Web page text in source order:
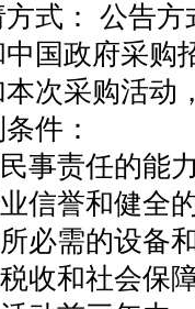
式： 公告
国政府采
次采购活动
件：
事责任的能
信誉和健全
必需的设备
收和社会保